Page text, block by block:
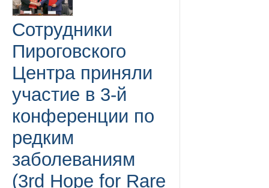
Сотрудники
Пироговского
Центра приняли
участие в 3-й
конференции по
редким
заболеваниям
(3rd Hope for Rare